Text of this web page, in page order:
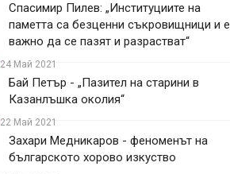
Спасимир Пилев: „Институциите на
паметта са безценни съкровищници и е
важно да се пазят и разрастват“
24 Май 2021
Бай Петър - „Пазител на старини в
Казанлъшка околия“
22 Май 2021
Захари Медникаров - феноменът на
българското хорово изкуство